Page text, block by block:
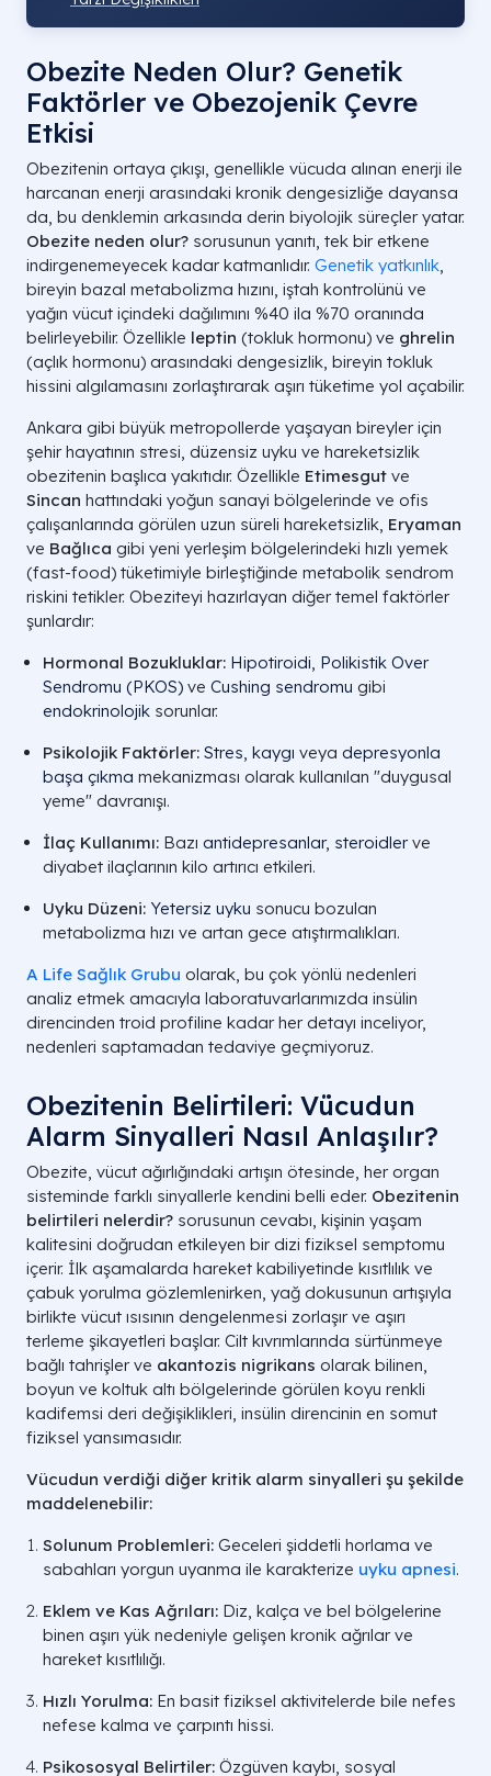
Obezite Neden Olur? Genetik
Faktörler ve Obezojenik Çevre
Etkisi
Obezitenin ortaya çıkışı, genellikle vücuda alınan enerji ile
harcanan enerji arasındaki kronik dengesizliğe dayansa
da, bu denklemin arkasında derin biyolojik süreçler yatar.
Obezite neden olur? sorusunun yanıtı, tek bir etkene
indirgenemeyecek kadar katmanlıdır. Genetik yatkınlık,
bireyin bazal metabolizma hızını, iştah kontrolünü ve
yağın vücut içindeki dağılımını %40 ila %70 oranında
belirleyebilir. Özellikle leptin (tokluk hormonu) ve ghrelin
(açlık hormonu) arasındaki dengesizlik, bireyin tokluk
hissini algılamasını zorlaştırarak aşırı tüketime yol açabilir.
Ankara gibi büyük metropollerde yaşayan bireyler için
şehir hayatının stresi, düzensiz uyku ve hareketsizlik
obezitenin başlıca yakıtıdır. Özellikle Etimesgut ve
Sincan hattındaki yoğun sanayi bölgelerinde ve ofis
çalışanlarında görülen uzun süreli hareketsizlik, Eryaman
ve Bağlıca gibi yeni yerleşim bölgelerindeki hızlı yemek
(fast-food) tüketimiyle birleştiğinde metabolik sendrom
riskini tetikler. Obeziteyi hazırlayan diğer temel faktörler
şunlardır:
Hormonal Bozukluklar: Hipotiroidi, Polikistik Over
Sendromu (PKOS) ve Cushing sendromu gibi
endokrinolojik sorunlar.
Psikolojik Faktörler: Stres, kaygı veya depresyonla
başa çıkma mekanizması olarak kullanılan "duygusal
yeme" davranışı.
İlaç Kullanımı: Bazı antidepresanlar, steroidlerve
diyabet ilaçlarının kilo artırıcı etkileri.
Uyku Düzeni: Yetersiz uyku sonucu bozulan
metabolizma hızı ve artan gece atıştırmalıkları.
A Life Sağlık Grubu olarak, bu çok yönlü nedenleri
analiz etmek amacıyla laboratuvarlarımızda insülin
direncinden troid profiline kadar her detayı inceliyor,
nedenleri saptamadan tedaviye geçmiyoruz.
Obezitenin Belirtileri: Vücudun
Alarm Sinyalleri Nasıl Anlaşılır?
Obezite, vücut ağırlığındaki artışın ötesinde, her organ
sisteminde farklı sinyallerle kendini belli eder. Obezitenin
belirtileri nelerdir? sorusunun cevabı, kişinin yaşam
kalitesini doğrudan etkileyen bir dizi fiziksel semptomu
içerir. İlk aşamalarda hareket kabiliyetinde kısıtlılık ve
çabuk yorulma gözlemlenirken, yağ dokusunun artışıyla
birlikte vücut ısısının dengelenmesi zorlaşır ve aşırı
terleme şikayetleri başlar. Cilt kıvrımlarında sürtünmeye
bağlı tahrişler ve akantozis nigrikans olarak bilinen,
boyun ve koltuk altı bölgelerinde görülen koyu renkli
kadifemsi deri değişiklikleri, insülin direncinin en somut
fiziksel yansımasıdır.
Vücudun verdiği diğer kritik alarm sinyalleri şu şekilde
maddelenebilir:
Solunum Problemleri: Geceleri şiddetli horlama ve
sabahları yorgun uyanma ile karakterize uyku apnesi.
Eklem ve Kas Ağrıları: Diz, kalça ve bel bölgelerine
binen aşırı yük nedeniyle gelişen kronik ağrılar ve
hareket kısıtlılığı.
Hızlı Yorulma: En basit fiziksel aktivitelerde bile nefes
nefese kalma ve çarpıntı hissi.
Psikososyal Belirtiler: Özgüven kaybı, sosyal